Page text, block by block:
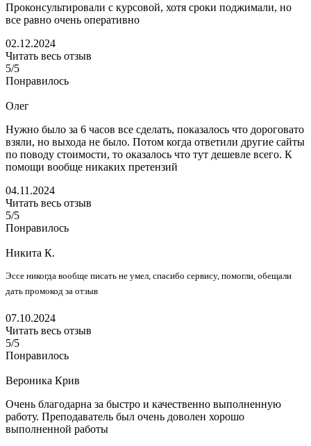
Проконсультировали с курсовой, хотя сроки поджимали, но
все равно очень оперативно
02.12.2024
Читать весь отзыв
5/5
Понравилось
Олег
Нужно было за 6 часов все сделать, показалось что дороговато
взяли, но выхода не было. Потом когда ответили другие сайты
по поводу стоимости, то оказалось что тут дешевле всего. К
помощи вообще никаких претензий
04.11.2024
Читать весь отзыв
5/5
Понравилось
Никита К.
Эссе никогда вообще писать не умел, спасибо сервису, помогли, обещали
дать промокод за отзыв
07.10.2024
Читать весь отзыв
5/5
Понравилось
Вероника Крив
Очень благодарна за быстро и качественно выполненную
работу. Преподаватель был очень доволен хорошо
выполненной работы